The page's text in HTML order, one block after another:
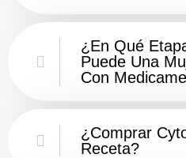
¿En Qué
Puede Una
Con
¿Comprar
Receta?